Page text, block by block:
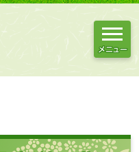
メニュー